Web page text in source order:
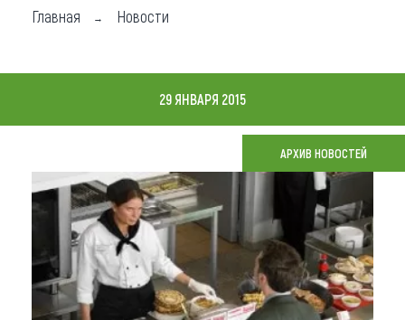
Где остановиться
Что привезти (сувениры)
О регионе
Коллекция впечатлений
Другие рубрики
Главная Новости
29 ЯНВАРЯ 2015
АРХИВ НОВОСТЕЙ